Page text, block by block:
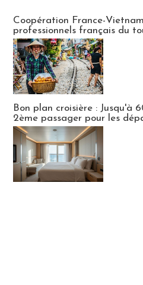
Coopération France-
professionnels français du
Bon plan croisière : Jusqu'à
2ème passager pour les